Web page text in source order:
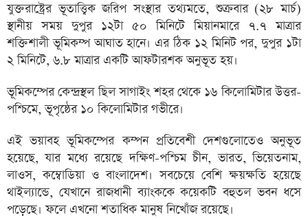
যুক্তরাষ্ট্রের ভূতাত্ত্বিক জরিপ সংস্থার তথ্যমতে, শুক্রবার (২৮ মার্চ)
স্থানীয় সময় দুপুর ১২টা ৫০ মিনিটে মিয়ানমারে ৭.৭ মাত্রার
শক্তিশালী ভূমিকম্প আঘাত হানে। এর ঠিক ১২ মিনিট পর, দুপুর ১টা
২ মিনিটে, ৬.৮ মাত্রার একটি আফটারশক অনুভূত হয়।
ভূমিকম্পের কেন্দ্রস্থল ছিল সাগাইং শহর থেকে ১৬ কিলোমিটার উত্তর-
পশ্চিমে, ভূপৃষ্ঠের ১০ কিলোমিটার গভীরে।
এই ভয়াবহ ভূমিকম্পের কম্পন প্রতিবেশী দেশগুলোতেও অনুভূত
হয়েছে, যার মধ্যে রয়েছে দক্ষিণ-পশ্চিম চীন, ভারত, ভিয়েতনাম,
লাওস, কম্বোডিয়া ও বাংলাদেশ। সবচেয়ে বেশি ক্ষয়ক্ষতি হয়েছে
থাইল্যান্ডে, যেখানে রাজধানী ব্যাংককে কয়েকটি বহুতল ভবন ধসে
পড়েছে। ফলে এখনো শতাধিক মানুষ নিখোঁজ রয়েছে।